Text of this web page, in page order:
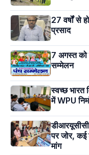
27 वर्षों से
प्रसाद
7 अगस्त को
सम्मेलन
स्वच्छ भारत
में WPU
पर जोर, कई
मांग